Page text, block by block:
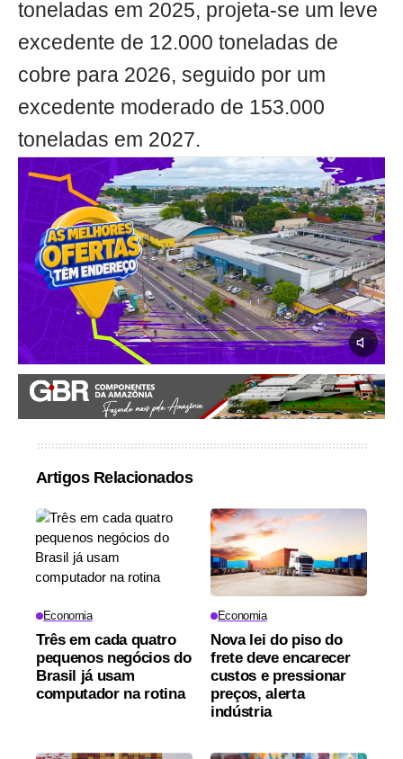
toneladas em 2025, projeta-se um leve
excedente de 12.000 toneladas de
cobre para 2026, seguido por um
excedente moderado de 153.000
toneladas em 2027.
Artigos Relacionados
Economia
Três em cada quatro
pequenos negócios do
Brasil já usam
computador na rotina
Economia
Nova lei do piso do
frete deve encarecer
custos e pressionar
preços, alerta
indústria